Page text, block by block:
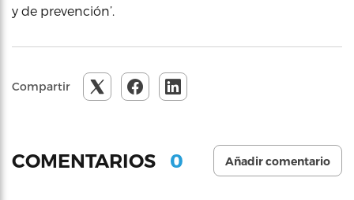
y de prevención’.
Compartir
COMENTARIOS 0 Añadir comentario